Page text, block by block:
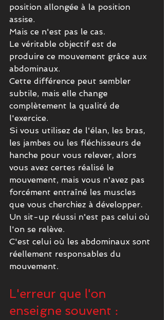
position allongée à la position
assise.
Mais ce n'est pas le cas.
Le véritable objectif est de
produire ce mouvement grâce aux
abdominaux.
Cette différence peut sembler
subtile, mais elle change
complètement la qualité de
l'exercice.
Si vous utilisez de l'élan, les bras,
les jambes ou les fléchisseurs de
hanche pour vous relever, alors
vous avez certes réalisé le
mouvement, mais vous n'avez pas
forcément entraîné les muscles
que vous cherchiez à développer.
Un sit-up réussi n'est pas celui où
l'on se relève.
C'est celui où les abdominaux sont
réellement responsables du
mouvement.
L'erreur que l'on
enseigne souvent :